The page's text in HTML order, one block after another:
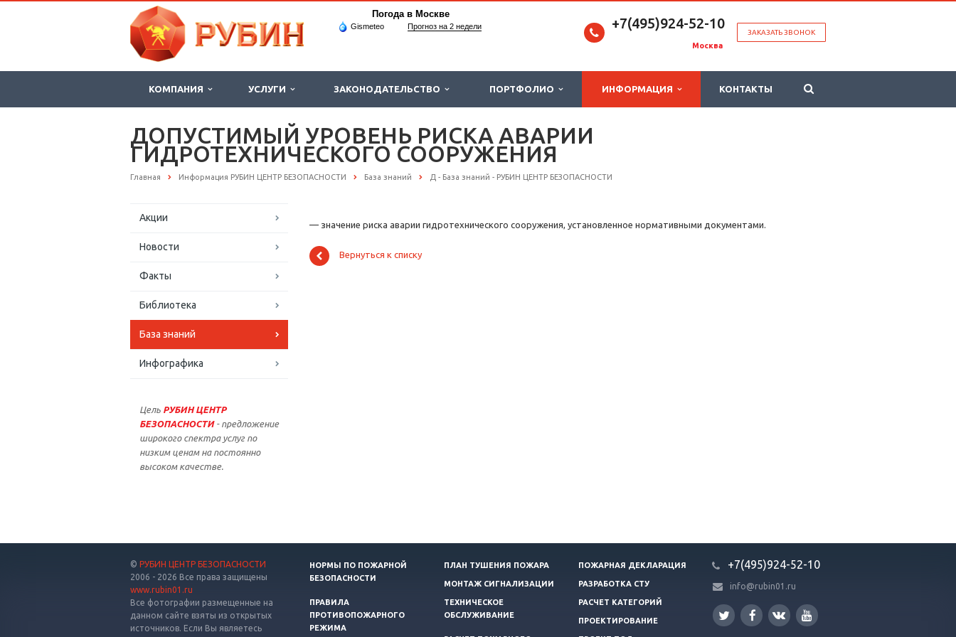
Погода в Москве
Gismeteo Прогноз на 2 недели
ЗАКАЗАТЬ ЗВОНОК
+7(495)924-52-10
Москва
КОМПАНИЯ УСЛУГИ ЗАКОНОДАТЕЛЬСТВО ПОРТФОЛИО ИНФОРМАЦИЯ КОНТАКТЫ
ДОПУСТИМЫЙ УРОВЕНЬ РИСКА АВАРИИ
ГИДРОТЕХНИЧЕСКОГО СООРУЖЕНИЯ
Главная Информация РУБИН ЦЕНТР БЕЗОПАСНОСТИ База знаний Д - База знаний - РУБИН ЦЕНТР БЕЗОПАСНОСТИ
Акции
Новости
Факты
Библиотека
База знаний
Инфографика
Цель РУБИН ЦЕНТР
БЕЗОПАСНОСТИ - предложение
широкого спектра услуг по
низким ценам на постоянно
высоком качестве.
— значение риска аварии гидротехнического сооружения, установленное нормативными документами.
Вернуться к списку
© РУБИН ЦЕНТР БЕЗОПАСНОСТИ
2006 - 2026 Все права защищены
www.rubin01.ru
Все фотографии размещенные на
данном сайте взяты из открытых
источников. Если Вы являетесь
НОРМЫ ПО ПОЖАРНОЙ
БЕЗОПАСНОСТИ
ПЛАН ТУШЕНИЯ ПОЖАРА ПОЖАРНАЯ ДЕКЛАРАЦИЯ
МОНТАЖ СИГНАЛИЗАЦИИ РАЗРАБОТКА СТУ
ПРАВИЛА
ПРОТИВОПОЖАРНОГО
РЕЖИМА
ТЕХНИЧЕСКОЕ
ОБСЛУЖИВАНИЕ
РАСЧЕТ КАТЕГОРИЙ
ПРОЕКТИРОВАНИЕ
+7(495)924-52-10
info@rubin01.ru